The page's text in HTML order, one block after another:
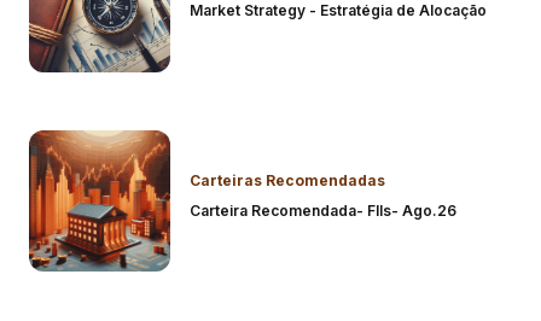
Market Strategy - Estratégia de Alocação
Carteiras Recomendadas
Carteira Recomendada- FIIs- Ago.26